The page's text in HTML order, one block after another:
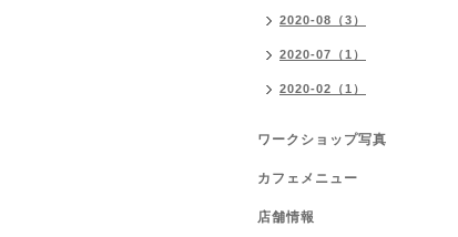
2020-08（3）
2020-07（1）
2020-02（1）
ワークショップ写真
カフェメニュー
店舗情報